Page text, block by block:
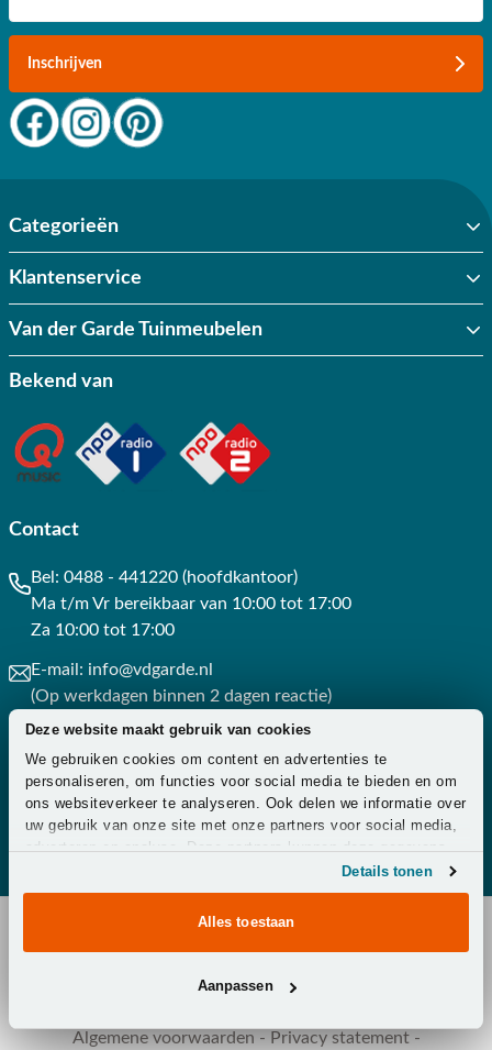
Deze website maakt gebruik van cookies
We gebruiken cookies om content en advertenties te
personaliseren, om functies voor social media te bieden en om
ons websiteverkeer te analyseren. Ook delen we informatie over
uw gebruik van onze site met onze partners voor social media,
adverteren en analyse. Deze partners kunnen deze gegevens
combineren met andere informatie die u aan ze heeft verstrekt
of die ze hebben verzameld op basis van uw gebruik van hun
Details tonen
Alles toestaan
Aanpassen
Inschrijven
Categorieën
Klantenservice
Van der Garde Tuinmeubelen
Bekend van
Contact
Bel: 0488 - 441220 (hoofdkantoor)
Ma t/m Vr bereikbaar van 10:00 tot 17:00
Za 10:00 tot 17:00
E-mail: info@vdgarde.nl
(Op werkdagen binnen 2 dagen reactie)
Whatsapp: 0488441220
(Op werkdagen binnen 3 uur reactie)
Contact
Copyright © 2026 - Van der Garde Tuinmeubelen -
Algemene voorwaarden - Privacy statement-